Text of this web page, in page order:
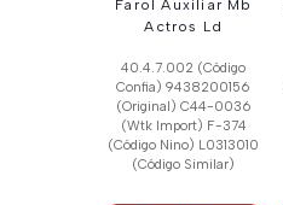
Farol Auxiliar Mb
Actros Ld
40.4.7.002 (Código
Confia) 9438200156
(Original) C44-0036
(Wtk Import) F-374
(Código Nino) L0313010
(Código Similar)